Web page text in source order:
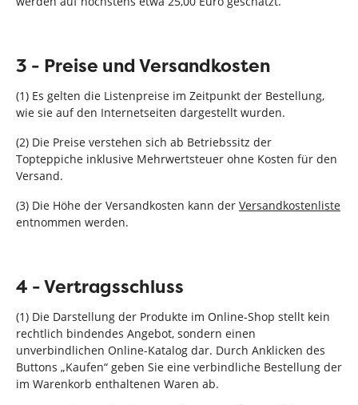
3 - Preise und Versandkosten
(1) Es gelten die Listenpreise im Zeitpunkt der Bestellung,
wie sie auf den Internetseiten dargestellt wurden.
(2) Die Preise verstehen sich ab Betriebssitz der
Topteppiche inklusive Mehrwertsteuer ohne Kosten für den
Versand.
(3) Die Höhe der Versandkosten kann der Versandkostenliste
entnommen werden.
4 - Vertragsschluss
(1) Die Darstellung der Produkte im Online-Shop stellt kein
rechtlich bindendes Angebot, sondern einen
unverbindlichen Online-Katalog dar. Durch Anklicken des
Buttons „Kaufen“ geben Sie eine verbindliche Bestellung der
im Warenkorb enthaltenen Waren ab.